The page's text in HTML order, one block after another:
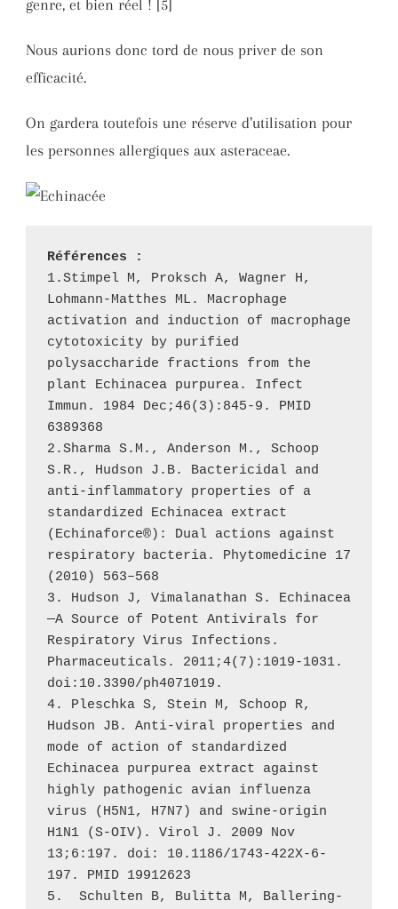
genre, et bien réel ! [5]
Nous aurions donc tord de nous priver de son
efficacité.
On gardera toutefois une réserve d’utilisation pour
les personnes allergiques aux asteraceae.
Références :
1.Stimpel M, Proksch A, Wagner H,
Lohmann-Matthes ML. Macrophage
activation and induction of macrophage
cytotoxicity by purified
polysaccharide fractions from the
plant Echinacea purpurea. Infect
Immun. 1984 Dec;46(3):845-9. PMID
6389368
2.Sharma S.M., Anderson M., Schoop
S.R., Hudson J.B. Bactericidal and
anti-inflammatory properties of a
standardized Echinacea extract
(Echinaforce®): Dual actions against
respiratory bacteria. Phytomedicine 17
(2010) 563–568
3. Hudson J, Vimalanathan S. Echinacea
—A Source of Potent Antivirals for
Respiratory Virus Infections.
Pharmaceuticals. 2011;4(7):1019-1031.
doi:10.3390/ph4071019.
4. Pleschka S, Stein M, Schoop R,
Hudson JB. Anti-viral properties and
mode of action of standardized
Echinacea purpurea extract against
highly pathogenic avian influenza
virus (H5N1, H7N7) and swine-origin
H1N1 (S-OIV). Virol J. 2009 Nov
13;6:197. doi: 10.1186/1743-422X-6-
197. PMID 19912623
5.  Schulten B, Bulitta M, Ballering-